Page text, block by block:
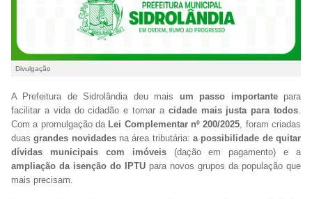
Divulgação
A Prefeitura de Sidrolândia deu mais um passo importantepara
facilitar a vida do cidadão e tornar a cidade mais justa para todos.
Com a promulgação daLei Complementar nº 200/2025, foram criadas
duasgrandes novidadesna área tributária:a possibilidade de quitar
dívidas municipais com imóveis(dação em pagamento) e a
ampliação da isenção do IPTU para novos grupos da população que
mais precisam.